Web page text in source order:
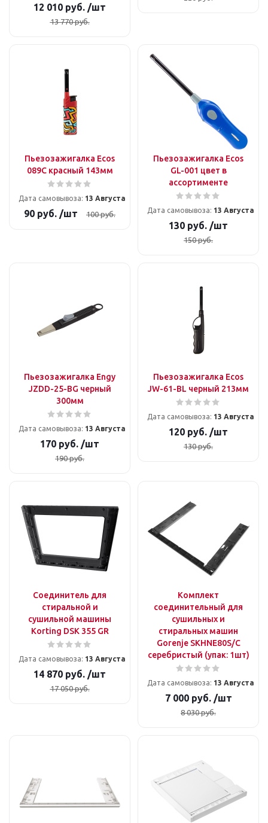
12 010 руб. /шт
13 770руб.
Пьезозажигалка Ecos
089С красный 143мм
Дата самовывоза: 13 Августа
90 руб. /шт 100руб.
Пьезозажигалка Ecos
GL-001 цвет в
ассортименте
Дата самовывоза: 13 Августа
130 руб. /шт
150руб.
Пьезозажигалка Engy
JZDD-25-BG черный
300мм
Дата самовывоза: 13 Августа
170 руб. /шт
190руб.
Пьезозажигалка Ecos
JW-61-BL черный 213мм
Дата самовывоза: 13 Августа
120 руб. /шт
130руб.
Соединитель для
стиральной и
сушильной машины
Korting DSK 355 GR
Дата самовывоза: 13 Августа
14 870 руб. /шт
17 050руб.
Комплект
соединительный для
сушильных и
стиральных машин
Gorenje SKHNE80S/C
серебристый (упак: 1шт)
Дата самовывоза: 13 Августа
7 000руб. /шт
8 030руб.